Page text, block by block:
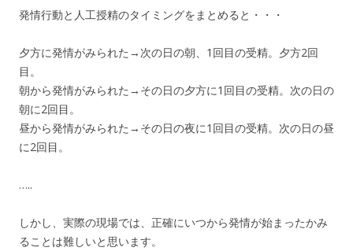
発情行動と人工授精のタイミングをまとめると・・・
夕方に発情がみられた→次の日の朝、1回目の受精。夕方2回
目。
朝から発情がみられた→その日の夕方に1回目の受精。次の日の
朝に2回目。
昼から発情がみられた→その日の夜に1回目の受精。次の日の昼
に2回目。
…..
しかし、実際の現場では、正確にいつから発情が始まったかみ
ることは難しいと思います。